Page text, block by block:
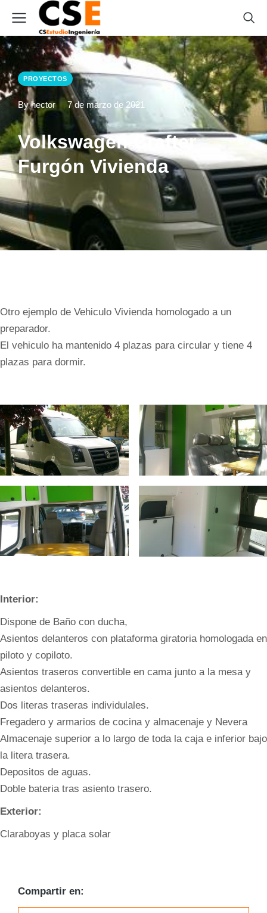
PROYECTOS
By hector 7 de marzo de 2021
Volkswagen Crafter
Furgón Vivienda
Otro ejemplo de Vehiculo Vivienda homologado a un
preparador.
El vehiculo ha mantenido 4 plazas para circular y tiene 4
plazas para dormir.
Interior:
Dispone de Baño con ducha,
Asientos delanteros con plataforma giratoria homologada en
piloto y copiloto.
Asientos traseros convertible en cama junto a la mesa y
asientos delanteros.
Dos literas traseras individulales.
Fregadero y armarios de cocina y almacenaje y Nevera
Almacenaje superior a lo largo de toda la caja e inferior bajo
la litera trasera.
Depositos de aguas.
Doble bateria tras asiento trasero.
Exterior:
Claraboyas y placa solar
Compartir en: